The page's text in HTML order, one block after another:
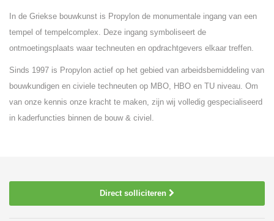
In de Griekse bouwkunst is Propylon de monumentale ingang van een
tempel of tempelcomplex. Deze ingang symboliseert de
ontmoetingsplaats waar techneuten en opdrachtgevers elkaar treffen.
Sinds 1997 is Propylon actief op het gebied van arbeidsbemiddeling van
bouwkundigen en civiele techneuten op MBO, HBO en TU niveau. Om
van onze kennis onze kracht te maken, zijn wij volledig gespecialiseerd
in kaderfuncties binnen de bouw & civiel.
Direct solliciteren